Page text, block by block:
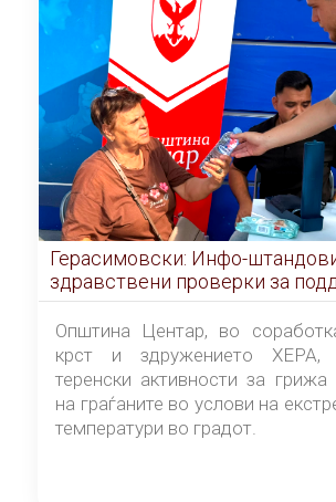
Герасимовски: Инфо-
здравствени проверки за
граѓаните во услови на
Општина Центар, во
крст и здружението ХЕРА,
теренски активности за
на граѓаните во услови на
температури во градот.